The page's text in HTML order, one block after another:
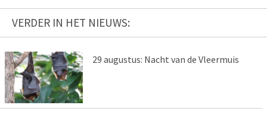
VERDER IN HET NIEUWS:
29 augustus: Nacht van de Vleermuis